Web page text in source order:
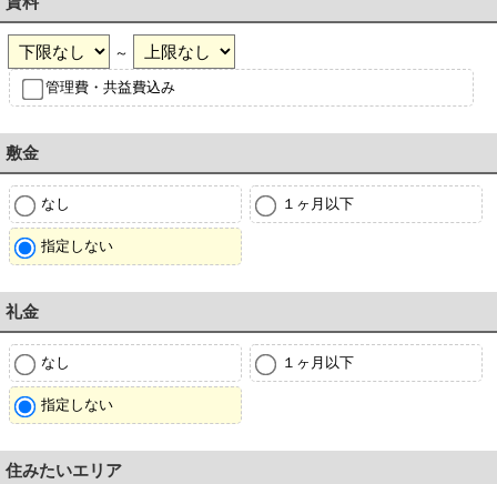
～
管理費・共益費込み
敷金
なし １ヶ月以下
指定しない
礼金
なし １ヶ月以下
指定しない
住みたいエリア